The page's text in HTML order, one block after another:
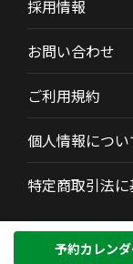
予約カレン
採用情報
お問い合わせ
ご利用規約
個人情報につい
特定商取引法
Copyright (C)